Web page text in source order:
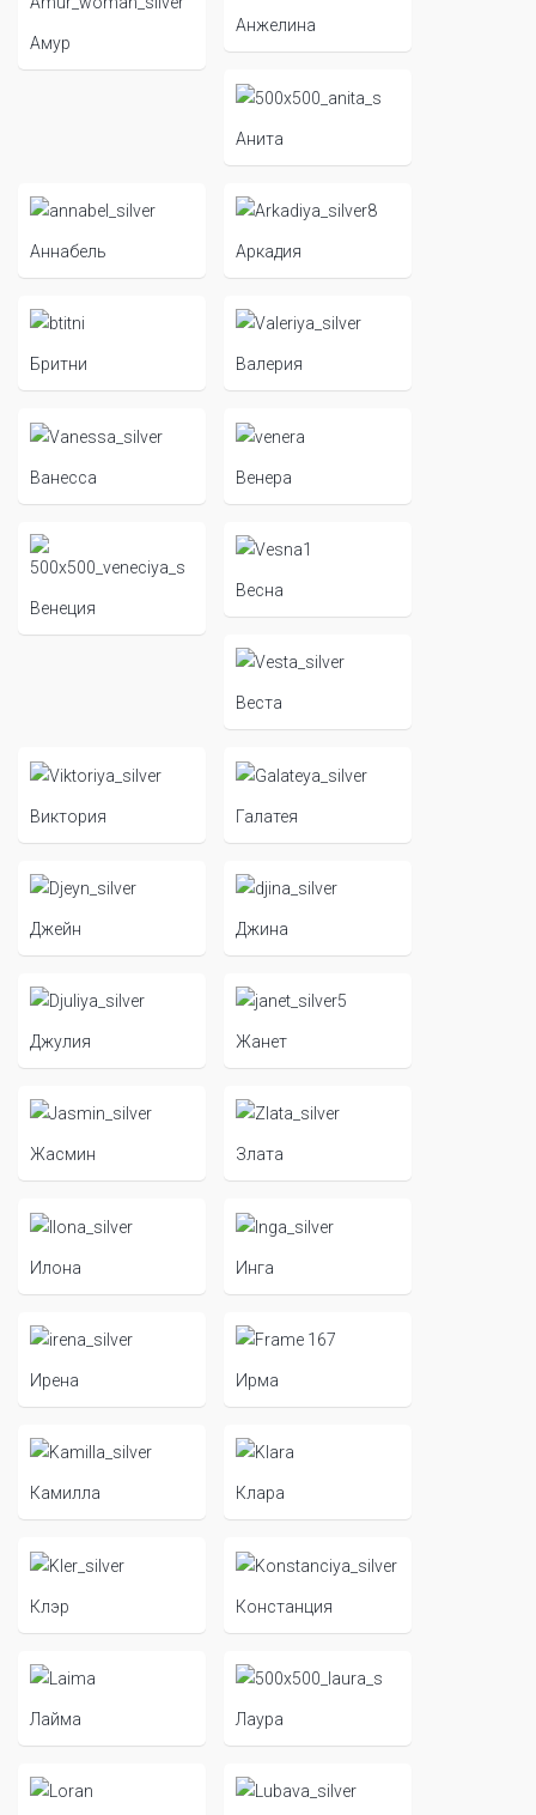
Амур
Анжелина
Анита
Аннабель Аркадия
Бритни Валерия
Ванесса Венера
Венеция
Весна
Веста
Виктория Галатея
Джейн Джина
Джулия Жанет
Жасмин Злата
Илона Инга
Ирена Ирма
Камилла Клара
Клэр Констанция
Лайма Лаура